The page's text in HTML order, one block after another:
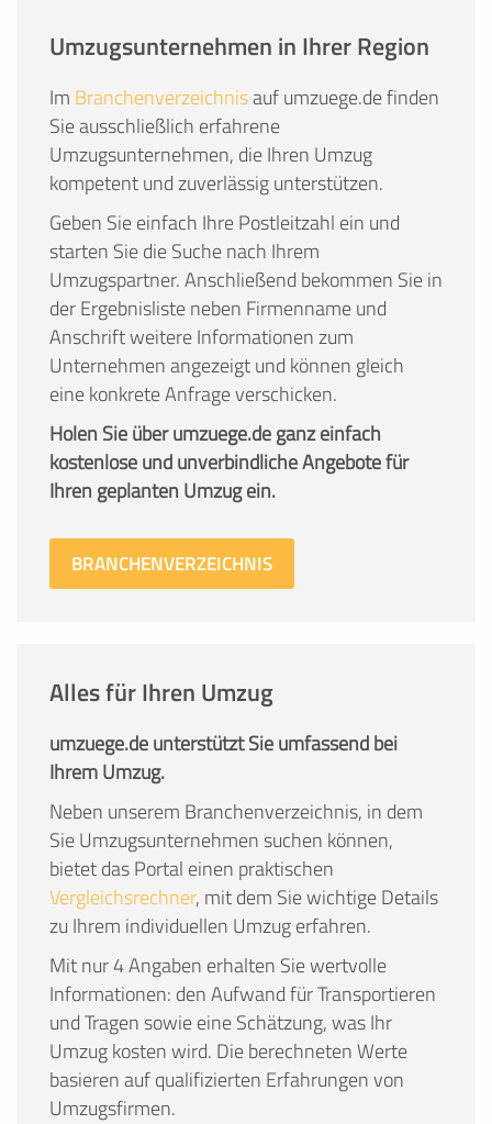
Umzugsunternehmen in Ihrer Region
Im Branchenverzeichnisauf umzuege.de finden
Sie ausschließlich erfahrene
Umzugsunternehmen, die Ihren Umzug
kompetent und zuverlässig unterstützen.
Geben Sie einfach Ihre Postleitzahl ein und
starten Sie die Suche nach Ihrem
Umzugspartner. Anschließend bekommen Sie in
der Ergebnisliste neben Firmenname und
Anschrift weitere Informationen zum
Unternehmen angezeigt und können gleich
eine konkrete Anfrage verschicken.
Holen Sie über umzuege.de ganz einfach
kostenlose und unverbindliche Angebote für
Ihren geplanten Umzug ein.
BRANCHENVERZEICHNIS
Alles für Ihren Umzug
umzuege.de unterstützt Sie umfassend bei
Ihrem Umzug.
Neben unserem Branchenverzeichnis, in dem
Sie Umzugsunternehmen suchen können,
bietet das Portal einen praktischen
Vergleichsrechner, mit dem Sie wichtige Details
zu Ihrem individuellen Umzug erfahren.
Mit nur 4 Angaben erhalten Sie wertvolle
Informationen: den Aufwand für Transportieren
und Tragen sowie eine Schätzung, was Ihr
Umzug kosten wird. Die berechneten Werte
basieren auf qualifizierten Erfahrungen von
Umzugsfirmen.